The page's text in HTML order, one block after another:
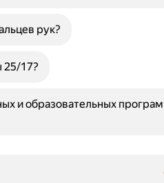
рук?
25/17?
и образовательных